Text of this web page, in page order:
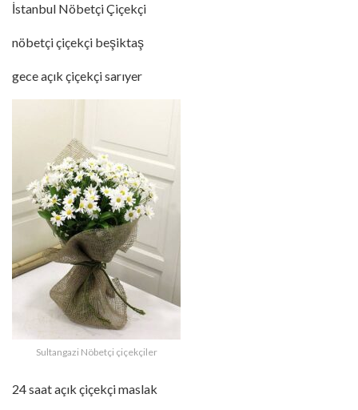
İstanbul Nöbetçi Çiçekçi
nöbetçi çiçekçi beşiktaş
gece açık çiçekçi sarıyer
Sultangazi Nöbetçi çiçekçiler
24 saat açık çiçekçi maslak